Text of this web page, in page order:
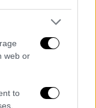
web or
to
κάνουν το